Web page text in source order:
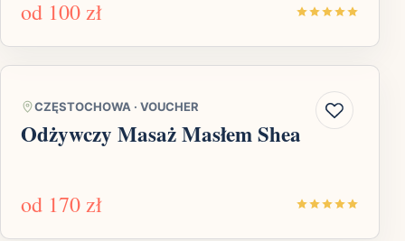
od 100 zł
CZĘSTOCHOWA · VOUCHER
Odżywczy Masaż Masłem Shea
od 170 zł